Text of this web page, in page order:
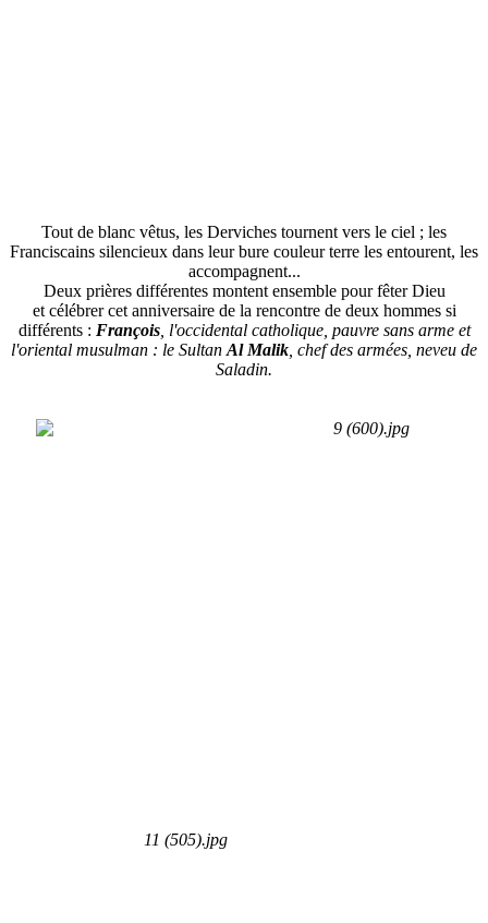
Tout de blanc vêtus, les Derviches tournent vers le ciel ; les
Franciscains silencieux dans leur bure couleur terre les entourent, les
accompagnent...
Deux prières différentes montent ensemble pour fêter Dieu
et célébrer cet anniversaire de la rencontre de deux hommes si
différents : François, l'occidental catholique, pauvre sans arme et
l'oriental musulman : le Sultan Al Malik chef des armées, neveu de
Saladin.